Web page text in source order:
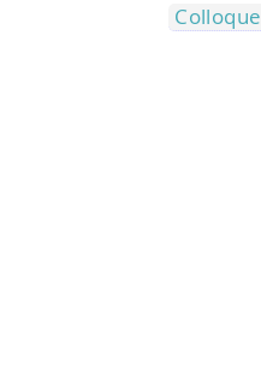
Colloque